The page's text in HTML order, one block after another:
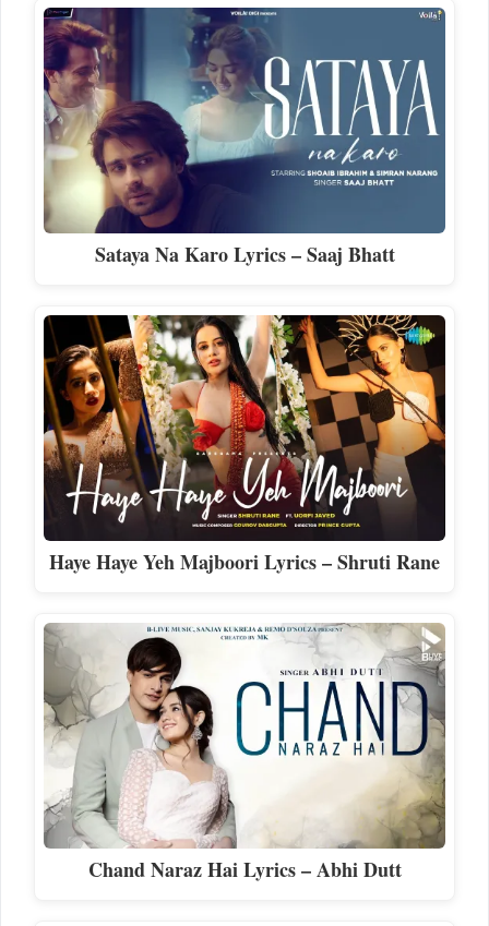
Sataya Na Karo Lyrics – Saaj Bhatt
Haye Haye Yeh Majboori Lyrics – Shruti Rane
Chand Naraz Hai Lyrics – Abhi Dutt